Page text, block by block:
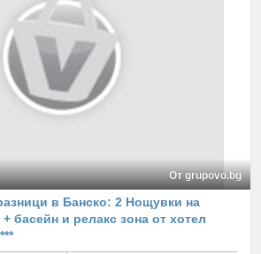
От grupovo.bg
в Банско: 2 Нощувки на
басейн и релакс зона от хотел